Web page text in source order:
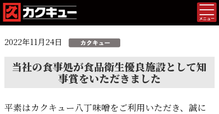
メニュー
2022年11月24日
当社の食事処が食品衛生優良施設として知
事賞をいただきました
平素はカクキュー八丁味噌をご利用いただき、誠に